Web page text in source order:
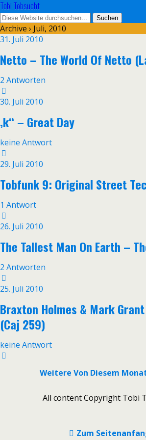
Tobi Tobsucht
Archive › Juli, 2010
31. Juli 2010
Netto – The World Of Netto
2 Antworten
30. Juli 2010
‚k“ – Great Day
keine Antwort
29. Juli 2010
Tobfunk 9: Original Street
1 Antwort
26. Juli 2010
The Tallest Man On Earth –
2 Antworten
25. Juli 2010
Braxton Holmes & Mark
(Caj 259)
keine Antwort
Weitere Von Diesem
All content Copyright Tobi
Zum